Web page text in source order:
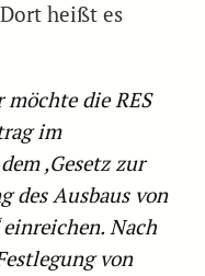
heißt es
die RES
im
,Gesetz zur
des Ausbaus von
einreichen. Nach
von